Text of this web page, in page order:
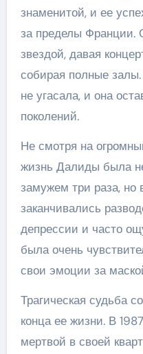
знаменитой, и ее
за пределы Франции.
звездой, давая
собирая полные залы.
не угасала, и она
поколений.
Не смотря на
жизнь Далиды была
замужем три раза, но
заканчивались
депрессии и часто
была очень
свои эмоции за
Трагическая судьба
конца ее жизни. В
мертвой в своей